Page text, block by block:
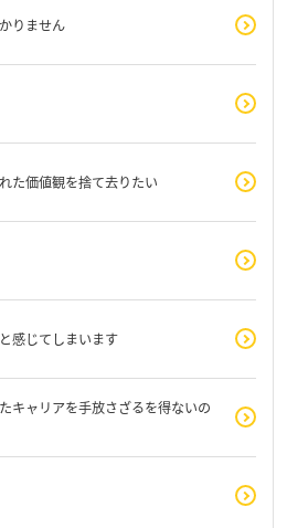
りません
た価値観を捨て去りたい
感じてしまいます
キャリアを手放さざるを得ないの